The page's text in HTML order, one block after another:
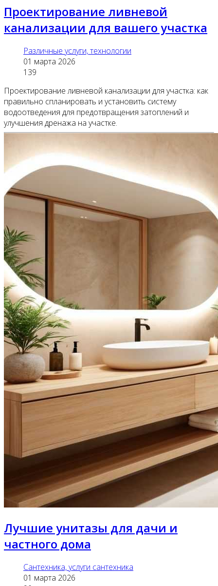
Проектирование ливневой
канализации для вашего участка
Различные услуги, технологии
01 марта 2026
139
Проектирование ливневой канализации для участка: как
правильно спланировать и установить систему
водоотведения для предотвращения затоплений и
улучшения дренажа на участке.
Лучшие унитазы для дачи и
частного дома
Сантехника, услуги сантехника
01 марта 2026